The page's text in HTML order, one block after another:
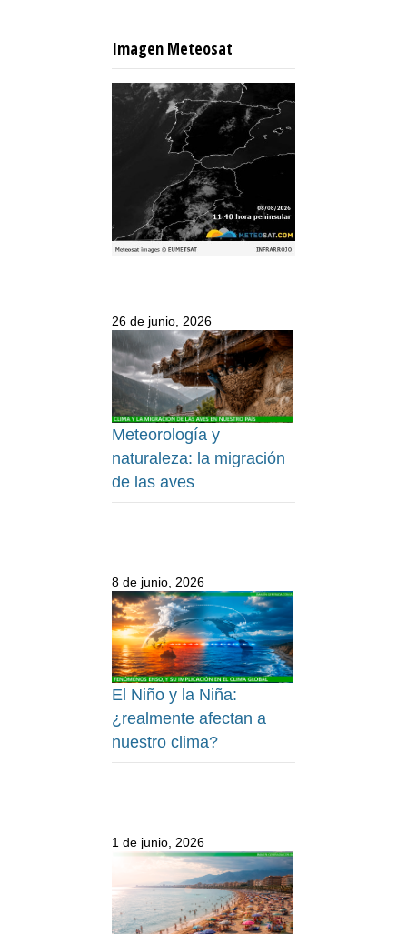
Imagen Meteosat
26 de junio, 2026
Meteorología y
naturaleza: la migración
de las aves
8 de junio, 2026
El Niño y la Niña:
¿realmente afectan a
nuestro clima?
1 de junio, 2026